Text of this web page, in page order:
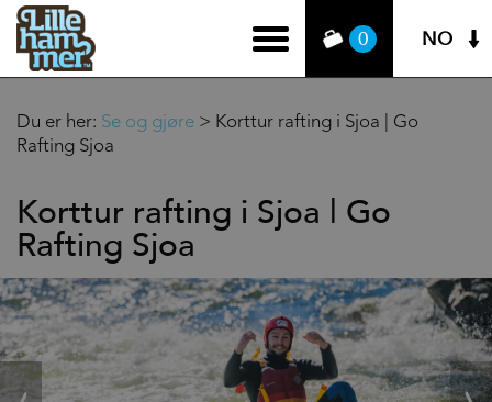
0 NO
Du er her: Se og gjøre > Korttur rafting i Sjoa | Go
Rafting Sjoa
Korttur rafting i Sjoa | Go
Rafting Sjoa
‹
Prev
Next
›